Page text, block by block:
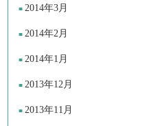
2014年3月
2014年2月
2014年1月
2013年12月
2013年11月